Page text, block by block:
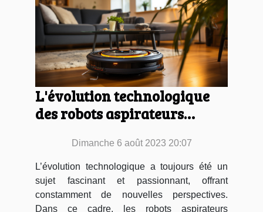
L'évolution technologique
des robots aspirateurs
Dimanche 6 août 2023 20:07
L’évolution technologique a toujours été un
sujet fascinant et passionnant, offrant
constamment de nouvelles perspectives.
Dans ce cadre, les robots aspirateurs